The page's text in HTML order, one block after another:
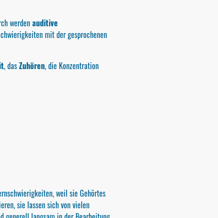
werdenauditive
mit der gesprochenen
, dasZuhören, die Konzentration
weil sie Gehörtes
sie lassen sich von vielen